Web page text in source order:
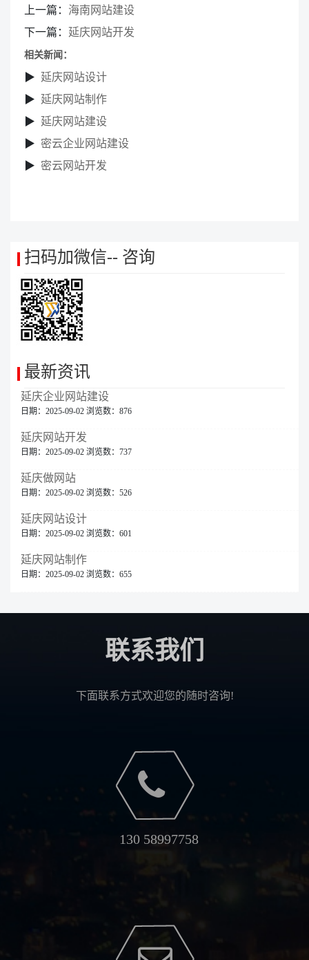
上一篇： 海南网站建设
下一篇： 延庆网站开发
相关新闻：
▶ 延庆网站设计
▶ 延庆网站制作
▶ 延庆网站建设
▶ 密云企业网站建设
▶ 密云网站开发
扫码加微信-- 咨询
最新资讯
延庆企业网站建设
日期：2025-09-02 浏览数：876
延庆网站开发
日期：2025-09-02 浏览数：737
延庆做网站
日期：2025-09-02 浏览数：526
延庆网站设计
日期：2025-09-02 浏览数：601
延庆网站制作
日期：2025-09-02 浏览数：655
联系我们
下面联系方式欢迎您的随时咨询!
130 58997758